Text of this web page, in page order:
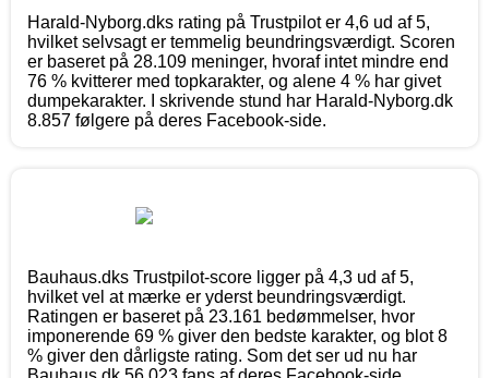
Harald-Nyborg.dks rating på Trustpilot er 4,6 ud af 5,
hvilket selvsagt er temmelig beundringsværdigt. Scoren
er baseret på 28.109 meninger, hvoraf intet mindre end
76 % kvitterer med topkarakter, og alene 4 % har givet
dumpekarakter. I skrivende stund har Harald-Nyborg.dk
8.857 følgere på deres Facebook-side.
Bauhaus.dks Trustpilot-score ligger på 4,3 ud af 5,
hvilket vel at mærke er yderst beundringsværdigt.
Ratingen er baseret på 23.161 bedømmelser, hvor
imponerende 69 % giver den bedste karakter, og blot 8
% giver den dårligste rating. Som det ser ud nu har